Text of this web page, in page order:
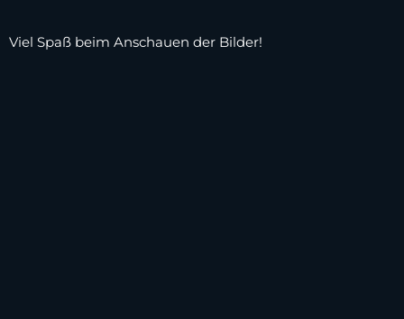
Viel Spaß beim Anschauen der Bilder!